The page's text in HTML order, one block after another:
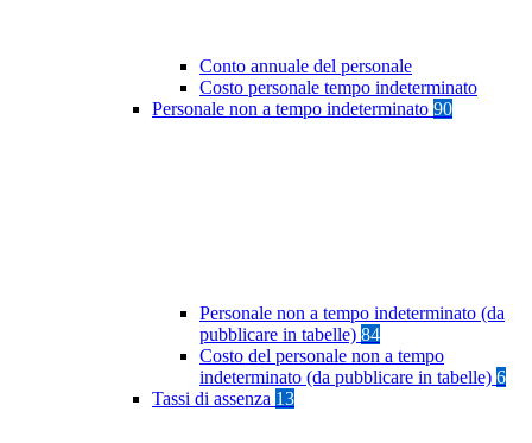
Conto annuale del personale
Costo personale tempo indeterminato
Personale non a tempo indeterminato 90
Personale non a tempo indeterminato (da
pubblicare in tabelle) 84
Costo del personale non a tempo
indeterminato (da pubblicare in tabelle) 6
Tassi di assenza 13